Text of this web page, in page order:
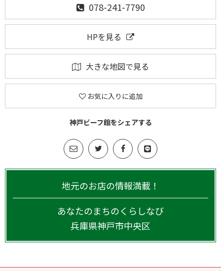
078-241-7790
HPを見る
大きな地図で見る
お気に入りに追加
神戸ビーフ館をシェアする
地元のお店の情報満載！
あなたのまちのくらしなび
兵庫県神戸市中央区